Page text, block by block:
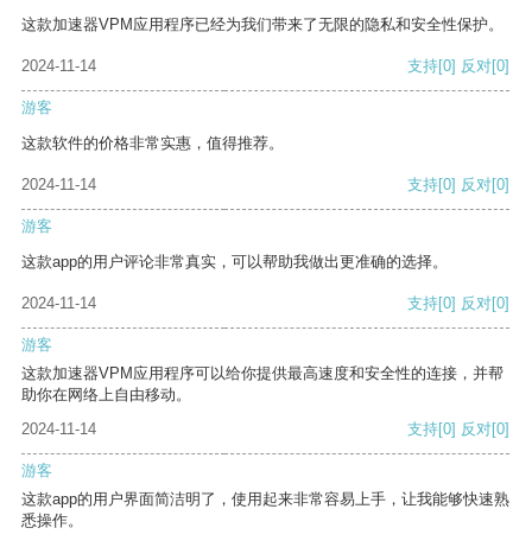
这款加速器VPM应用程序已经为我们带来了无限的隐私和安全性保护。
2024-11-14 支持[0] 反对[0]
游客
这款软件的价格非常实惠，值得推荐。
2024-11-14 支持[0] 反对[0]
游客
这款app的用户评论非常真实，可以帮助我做出更准确的选择。
2024-11-14 支持[0] 反对[0]
游客
这款加速器VPM应用程序可以给你提供最高速度和安全性的连接，并帮
助你在网络上自由移动。
2024-11-14
支持[0] 反对[0]
游客
这款app的用户界面简洁明了，使用起来非常容易上手，让我能够快速熟
悉操作。